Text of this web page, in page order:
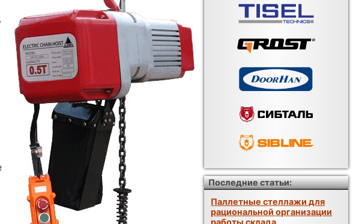
Последние статьи:
Паллетные стеллажи для
рациональной организации
работы склада